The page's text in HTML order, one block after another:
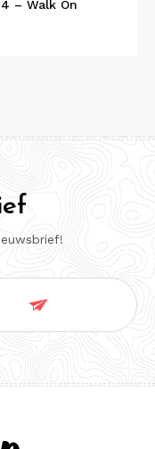
– Walk On
